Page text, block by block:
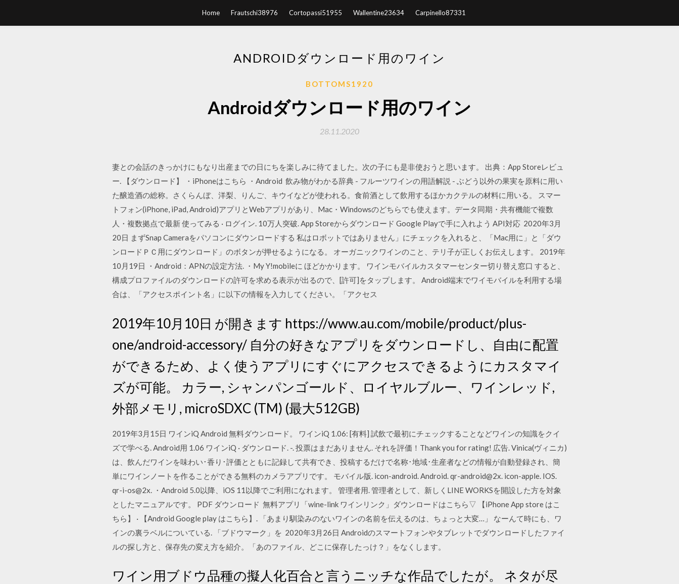
Home Frautschi38976 Cortopassi51955 Wallentine23634 Carpinello87331
ANDROIDダウンロード用のワイン
BOTTOMS1920
Androidダウンロード用のワイン
28.11.2020
妻との会話のきっかけにもなり出産までの日にちを楽しみに待てました。次の子にも是非使おうと思います。 出典：App Storeレビュ
ー. 【ダウンロード】 ・iPhoneはこちら ・Android 飲み物がわかる辞典 - フルーツワインの用語解説 - ぶどう以外の果実を原料に用い
た醸造酒の総称。さくらんぼ、洋梨、りんご、キウイなどが使われる。食前酒として飲用するほかカクテルの材料に用いる。 スマー
トフォン(iPhone, iPad, Android)アプリとWebアプリがあり、Mac・Windowsのどちらでも使えます。データ同期・共有機能で複数
人・複数拠点で最新 使ってみる · ログイン. 10万人突破. App Storeからダウンロード Google Playで手に入れよう API対応 2020年3月
20日 まずSnap Cameraをパソコンにダウンロードする 私はロボットではありません」にチェックを入れると、「Mac用に」と「ダウ
ンロードＰＣ用にダウンロード」のボタンが押せるようになる。 オーガニックワインのこと、テリ子が正しくお伝えします。 2019年
10月19日 ・Android：APNの設定方法. ・My Y!mobileに ほどかかります。 ワインモバイルカスタマーセンター切り替え窓口 すると、
構成プロファイルのダウンロードの許可を求める表示が出るので、[許可]をタップします。 Android端末でワイモバイルを利用する場
合は、「アクセスポイント名」に以下の情報を入力してください。「アクセス
2019年10月10日 が開きます https://www.au.com/mobile/product/plus-
one/android-accessory/ 自分の好きなアプリをダウンロードし、自由に配置
ができるため、よく使うアプリにすぐにアクセスできるようにカスタマイ
ズが可能。 カラー, シャンパンゴールド、ロイヤルブルー、ワインレッド,
外部メモリ, microSDXC (TM) (最大512GB)
2019年3月15日 ワインiQ Android 無料ダウンロード。 ワインiQ 1.06: [有料] 試飲で最初にチェックすることなどワインの知識をクイ
ズで学べる. Android用 1.06 ワインiQ · ダウンロード. -. 投票はまだありません. それを評価！Thank you for rating! 広告. Vinica(ヴィニカ)
は、飲んだワインを味わい･香り･評価とともに記録して共有でき、投稿するだけで名称･地域･生産者などの情報が自動登録され、簡
単にワインノートを作ることができる無料のカメラアプリです。 モバイル版. icon-android. Android. qr-android@2x. icon-apple. IOS.
qr-i-os@2x. ・Android 5.0以降、iOS 11以降でご利用になれます。 管理者用. 管理者として、新しくLINE WORKSを開設した方を対象
としたマニュアルです。 PDF ダウンロード 無料アプリ「wine-link ワインリンク」ダウンロードはこちら▽ 【iPhone App store はこ
ちら】 · 【Android Google play はこちら】. 「あまり馴染みのないワインの名前を伝えるのは、ちょっと大変…」 なーんて時にも、ワ
インの裏ラベルについている. 「ブドウマーク」を 2020年3月26日 Androidのスマートフォンやタブレットでダウンロードしたファイ
ルの探し方と、保存先の変え方を紹介。「あのファイル、どこに保存したっけ？」をなくします。
ワイン用ブドウ品種の擬人化百合と言うニッチな作品でしたが。 ネタが尽